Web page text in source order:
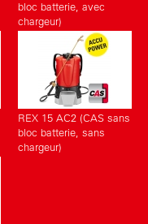
bloc batterie, avec
chargeur)
REX 15 AC2 (CAS sans
bloc batterie, sans
chargeur)